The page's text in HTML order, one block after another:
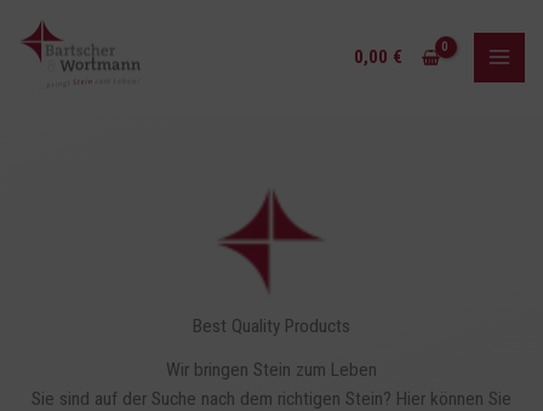
Inhalt
0,00 €
Best Quality Products
Wir bringen Stein zum Leben
Sie sind auf der Suche nach dem richtigen Stein? Hier können Sie